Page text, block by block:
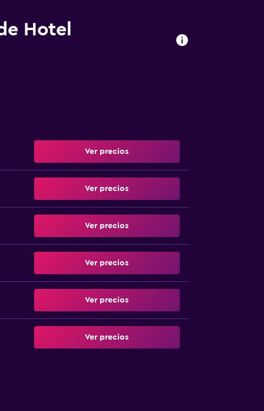
Hotel
Ver precios
Ver precios
Ver precios
Ver precios
Ver precios
Ver precios